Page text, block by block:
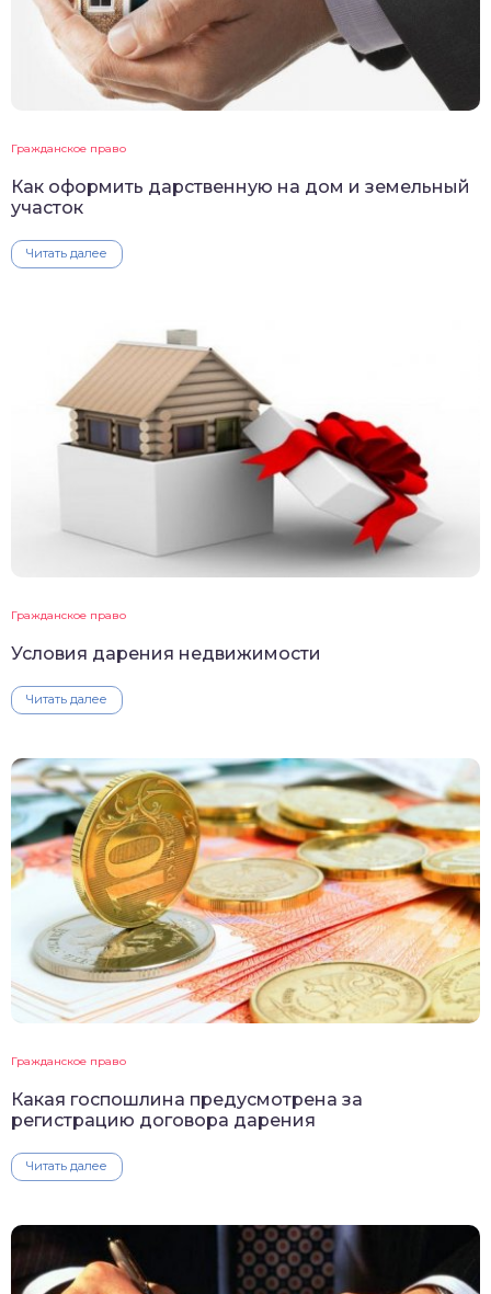
Гражданское право
Как оформить дарственную на дом и земельный
участок
Читать далее
Гражданское право
Условия дарения недвижимости
Читать далее
Гражданское право
Какая госпошлина предусмотрена за
регистрацию договора дарения
Читать далее